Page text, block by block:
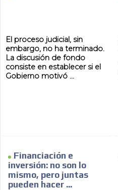
El proceso judicial, sin
embargo, no ha terminado.
La discusión de fondo
consiste en establecer si el
Gobierno motivó ...
Financiación e
inversión: no son lo
mismo, pero juntas
pueden hacer ...